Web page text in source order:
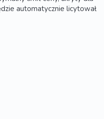
automatycznie licytował